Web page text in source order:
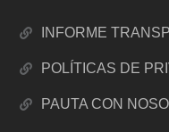
INFORME
POLÍTICAS DE
PAUTA CON